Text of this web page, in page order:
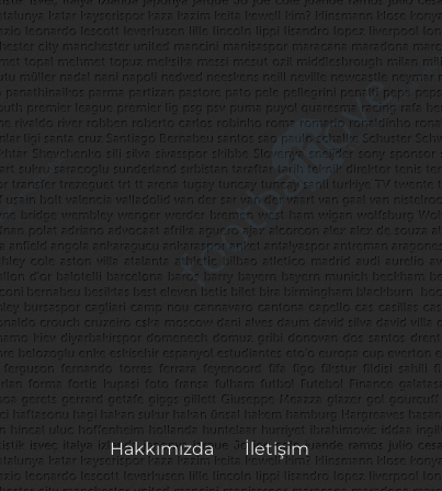
Hakkımızda İletişim